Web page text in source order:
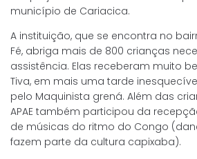
município de Cariacica.
A instituição, que se encontra no
Fé, abriga mais de 800 crianças
assistência. Elas receberam muito
Tiva, em mais uma tarde
pelo Maquinista grená. Além das
APAE também participou da
de músicas do ritmo do Congo
fazem parte da cultura capixaba).